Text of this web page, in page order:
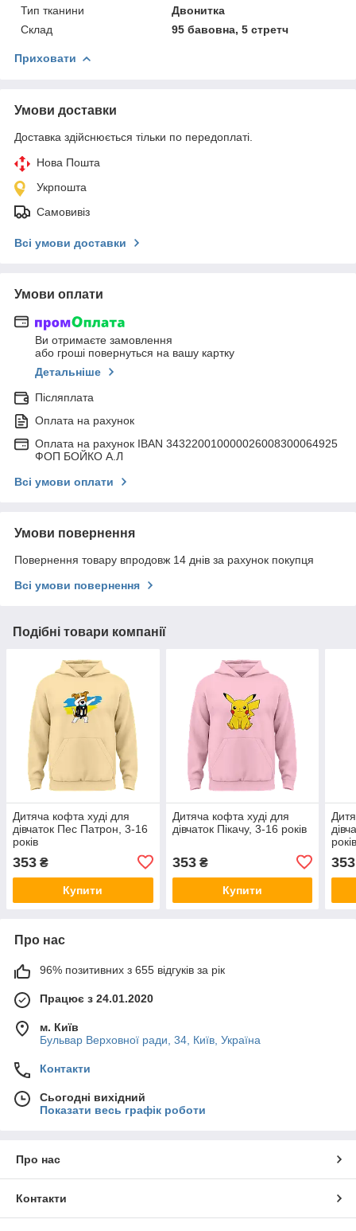
Тип тканини
Двонитка
Склад
95 бавовна, 5 стретч
Приховати
Умови доставки
Доставка здійснюється тільки по передоплаті.
Нова Пошта
Укрпошта
Самовивіз
Всі умови доставки
Умови оплати
Ви отримаєте замовлення
або гроші повернуться на вашу картку
Детальніше
Післяплата
Оплата на рахунок
Оплата на рахунок IBAN 343220010000026008300064925
ФОП БОЙКО А.Л
Всі умови оплати
Умови повернення
Повернення товару впродовж 14 днів за рахунок покупця
Всі умови повернення
Подібні товари компанії
Дитяча кофта худі для
дівчаток Пес Патрон, 3-16
років
353 ₴
Купити
Дитяча кофта худі для
дівчаток Пікачу, 3-16 років
353₴
Купити
353
Про нас
96% позитивних з 655 відгуків за рік
Працює з 24.01.2020
м. Київ
Бульвар Верховної ради, 34, Київ, Україна
Контакти
Сьогодні вихідний
Показати весь графік роботи
Про нас
Контакти